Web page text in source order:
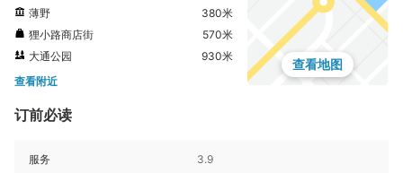
薄野
380米
狸小路商店街
570米
大通公园
930米
查看附近
查看地图
订前必读
服务 3.9